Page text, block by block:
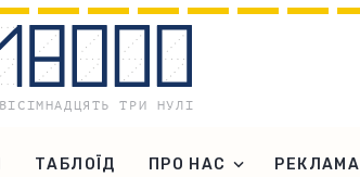
ТАБЛОЇД ПРО НАС РЕКЛАМА